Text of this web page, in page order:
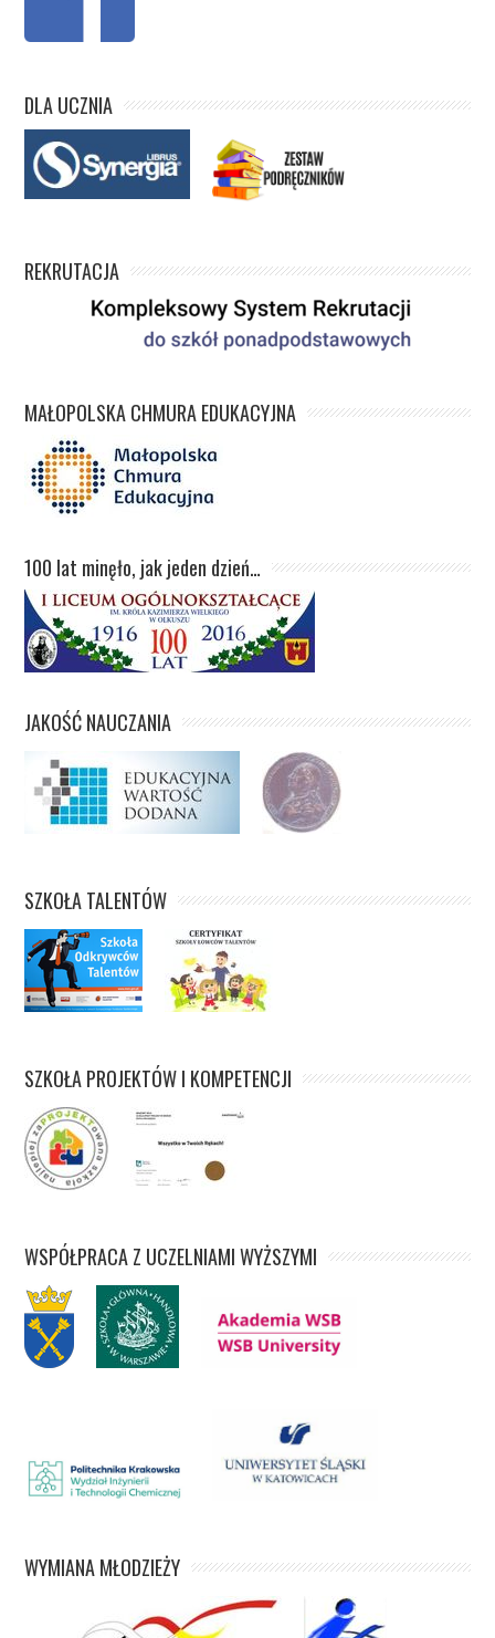
DLA UCZNIA
REKRUTACJA
MAŁOPOLSKA CHMURA EDUKACYJNA
100 lat minęło, jak jeden dzień…
JAKOŚĆ NAUCZANIA
SZKOŁA TALENTÓW
SZKOŁA PROJEKTÓW I KOMPETENCJI
WSPÓŁPRACA Z UCZELNIAMI WYŻSZYMI
WYMIANA MŁODZIEŻY